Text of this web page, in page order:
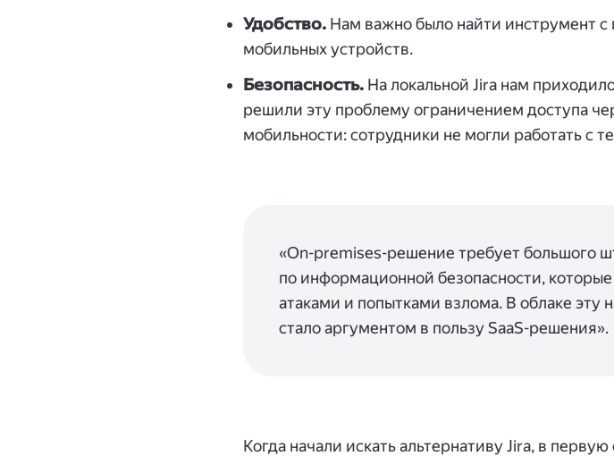
Удобство. Нам важно было найти инструмент
мобильных устройств.
Безопасность. На локальной Jira нам
решили эту проблему ограничением доступа
мобильности: сотрудники не могли работать с
«On-premises-решение требует большого
по информационной безопасности,
атаками и попытками взлома. В облаке эту
стало аргументом в пользу SaaS-решения».
Когда начали искать альтернативу Jira, в